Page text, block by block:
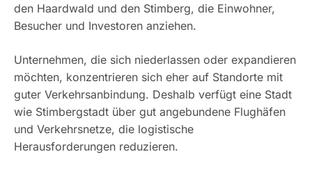
den Haardwald und den Stimberg, die Einwohner,
Besucher und Investoren anziehen.
Unternehmen, die sich niederlassen oder expandieren
möchten, konzentrieren sich eher auf Standorte mit
guter Verkehrsanbindung. Deshalb verfügt eine Stadt
wie Stimbergstadt über gut angebundene Flughäfen
und Verkehrsnetze, die logistische
Herausforderungen reduzieren.